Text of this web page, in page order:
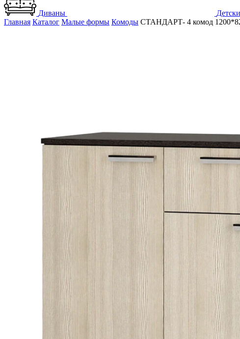
Диваны
Главная Каталог Малые формы Комоды СТАНДАРТ- 4 комод